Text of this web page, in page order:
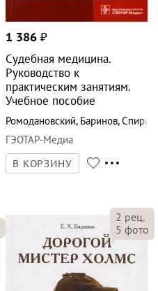
1 386 ₽
Судебная медицина.
Руководство к
практическим занятиям.
Учебное пособие
Ромодановский, Баринов,
ГЭОТАР-Медиа
В КОРЗИНУ
2 рец.
5 фото